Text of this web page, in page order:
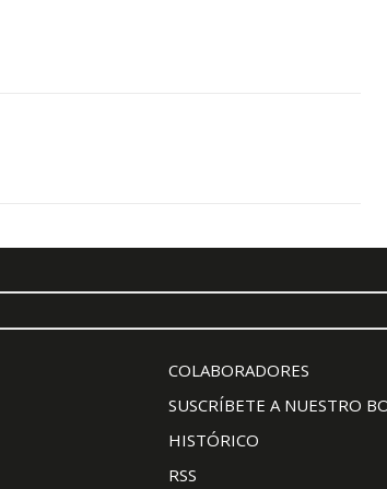
COLABORADORES
SUSCRÍBETE A NUESTRO
HISTÓRICO
RSS